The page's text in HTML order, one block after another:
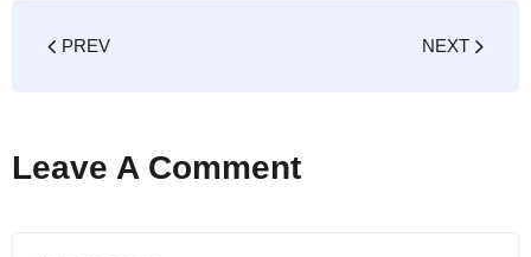
PREV NEXT
Leave A Comment